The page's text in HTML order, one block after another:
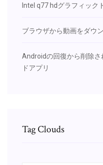
Intel q77 hdグラフィック
ブラウザから動画をダウ
Androidの回復から削除
ドアプリ
Tag Clouds